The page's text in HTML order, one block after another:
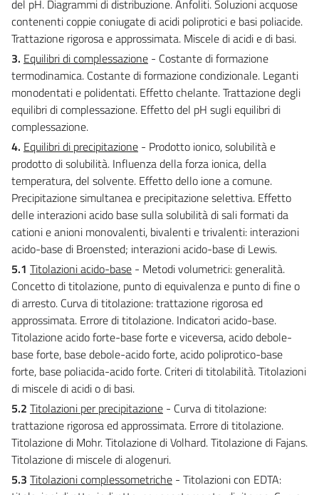
del pH. Diagrammi di distribuzione. Anfoliti. Soluzioni acquose
contenenti coppie coniugate di acidi poliprotici e basi poliacide.
Trattazione rigorosa e approssimata. Miscele di acidi e di basi.
3. Equilibri di complessazione - Costante di formazione
termodinamica. Costante di formazione condizionale. Leganti
monodentati e polidentati. Effetto chelante. Trattazione degli
equilibri di complessazione. Effetto del pH sugli equilibri di
complessazione.
4. Equilibri di precipitazione - Prodotto ionico, solubilità e
prodotto di solubilità. Influenza della forza ionica, della
temperatura, del solvente. Effetto dello ione a comune.
Precipitazione simultanea e precipitazione selettiva. Effetto
delle interazioni acido base sulla solubilità di sali formati da
cationi e anioni monovalenti, bivalenti e trivalenti: interazioni
acido-base di Broensted; interazioni acido-base di Lewis.
5.1 Titolazioni acido-base - Metodi volumetrici: generalità.
Concetto di titolazione, punto di equivalenza e punto di fine o
di arresto. Curva di titolazione: trattazione rigorosa ed
approssimata. Errore di titolazione. Indicatori acido-base.
Titolazione acido forte-base forte e viceversa, acido debole-
base forte, base debole-acido forte, acido poliprotico-base
forte, base poliacida-acido forte. Criteri di titolabilità. Titolazioni
di miscele di acidi o di basi.
5.2 Titolazioni per precipitazione - Curva di titolazione:
trattazione rigorosa ed approssimata. Errore di titolazione.
Titolazione di Mohr. Titolazione di Volhard. Titolazione di Fajans.
Titolazione di miscele di alogenuri.
5.3 Titolazioni complessometriche - Titolazioni con EDTA: